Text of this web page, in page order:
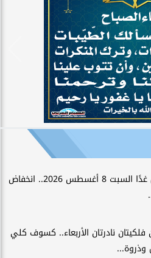
الطقس غدًا السبت 8 أغسطس 2026.. انخفاض
فلكيتان نادرتان الأربعاء.. كسوف كلي